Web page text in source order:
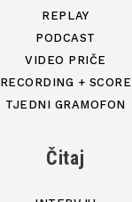
REPLAY
PODCAST
VIDEO PRIČE
RECORDING + SCORE
TJEDNI GRAMOFON
Čitaj